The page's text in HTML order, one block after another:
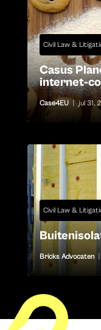
Civil Law &
Casus
internet-
Case4EU jul 31,
Civil Law &
Bricks Advocaten